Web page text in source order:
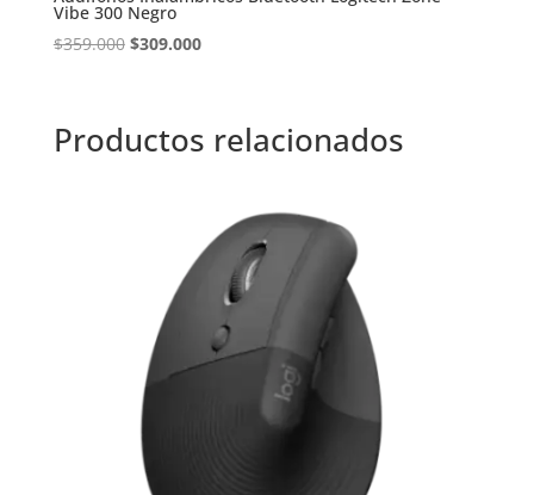
Vibe 300 Negro
$359.000 El
$359.000.
$309.000El
$309.000.
Productos relacionados